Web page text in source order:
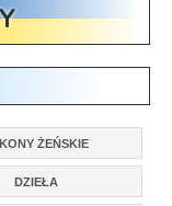
ŻEŃSKIE
DZIEŁA